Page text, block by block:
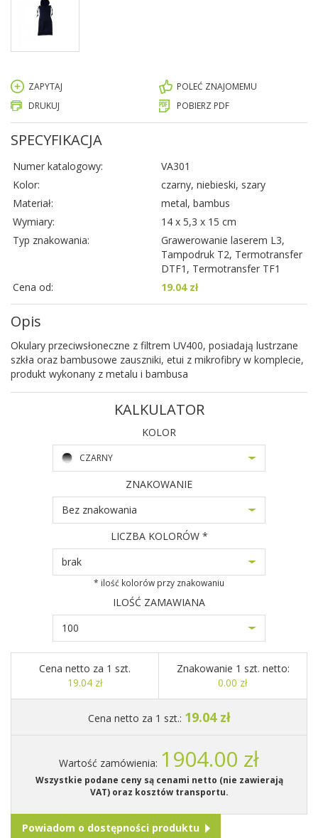
ZAPYTAJ
POLEĆ ZNAJOMEMU
DRUKUJ
POBIERZ PDF
SPECYFIKACJA
Numer katalogowy:
VA301
Kolor:
czarny, niebieski, szary
Materiał:
metal, bambus
Wymiary:
14 x 5,3 x 15 cm
Typ znakowania:
Grawerowanie laserem L3,
Tampodruk T2, Termotransfer
DTF1, Termotransfer TF1
Cena od:
19.04 zł
Opis
Okulary przeciwsłoneczne z filtrem UV400, posiadają lustrzane
szkła oraz bambusowe zauszniki, etui z mikrofibry w komplecie,
produkt wykonany z metalu i bambusa
KALKULATOR
KOLOR
CZARNY
ZNAKOWANIE
Bez znakowania
LICZBA KOLORÓW *
brak
* ilość kolorów przy znakowaniu
ILOŚĆ ZAMAWIANA
100
Cena netto za 1 szt.
19.04 zł
Znakowanie 1 szt. netto:
0.00 zł
Cena netto za 1 szt.: 19.04 zł
Wartość zamówienia: 1904.00 zł
Wszystkie podane ceny są cenami netto (nie zawierają
VAT) oraz kosztów transportu.
Powiadom o dostępności produktu